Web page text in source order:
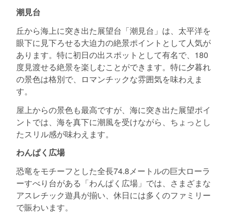
潮見台
丘から海上に突き出た展望台「潮見台」は、太平洋を
眼下に見下ろせる大迫力の絶景ポイントとして人気が
あります。特に初日の出スポットとして有名で、180
度見渡せる絶景を楽しむことができます。特に夕暮れ
の景色は格別で、ロマンチックな雰囲気を味わえま
す。
屋上からの景色も最高ですが、海に突き出た展望ポイ
ントでは、海を真下に潮風を受けながら、ちょっとし
たスリル感が味わえます。
わんぱく広場
恐竜をモチーフとした全長74.8メートルの巨大ローラ
ーすべり台がある「わんぱく広場」では、さまざまな
アスレチック遊具が揃い、休日には多くのファミリー
で賑わいます。